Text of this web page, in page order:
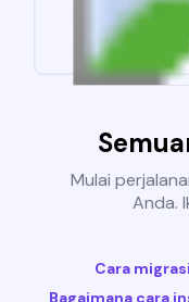
Mulai
Anda.
Cara
Bagaimana cara